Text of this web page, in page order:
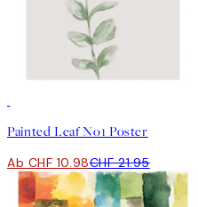
Painted Leaf No1 Poster
Ab CHF 10.98CHF 21.95